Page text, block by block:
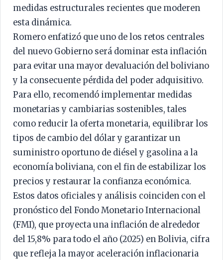
medidas estructurales recientes que moderen
esta dinámica.
Romero enfatizó que uno de los retos centrales
del nuevo Gobierno será dominar esta inflación
para evitar una mayor devaluación del boliviano
y la consecuente pérdida del poder adquisitivo.
Para ello, recomendó implementar medidas
monetarias y cambiarias sostenibles, tales
como reducir la oferta monetaria, equilibrar los
tipos de cambio del dólar y garantizar un
suministro oportuno de diésel y gasolina a la
economía boliviana, con el fin de estabilizar los
precios y restaurar la confianza económica.
Estos datos oficiales y análisis coinciden con el
pronóstico del Fondo Monetario Internacional
(FMI), que proyecta una inflación de alrededor
del 15,8% para todo el año (2025) en Bolivia, cifra
que refleja la mayor aceleración inflacionaria